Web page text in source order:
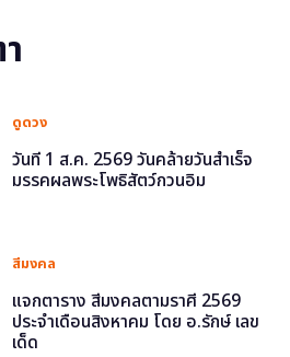
ดูดวง
วันที่ 1 ส.ค. 2569 วันคล้ายวันสำเร็จ
มรรคผลพระโพธิสัตว์กวนอิม
สีมงคล
แจกตาราง สีมงคลตามราศี 2569
ประจำเดือนสิงหาคม โดย อ.รักษ์ เลข
เด็ด